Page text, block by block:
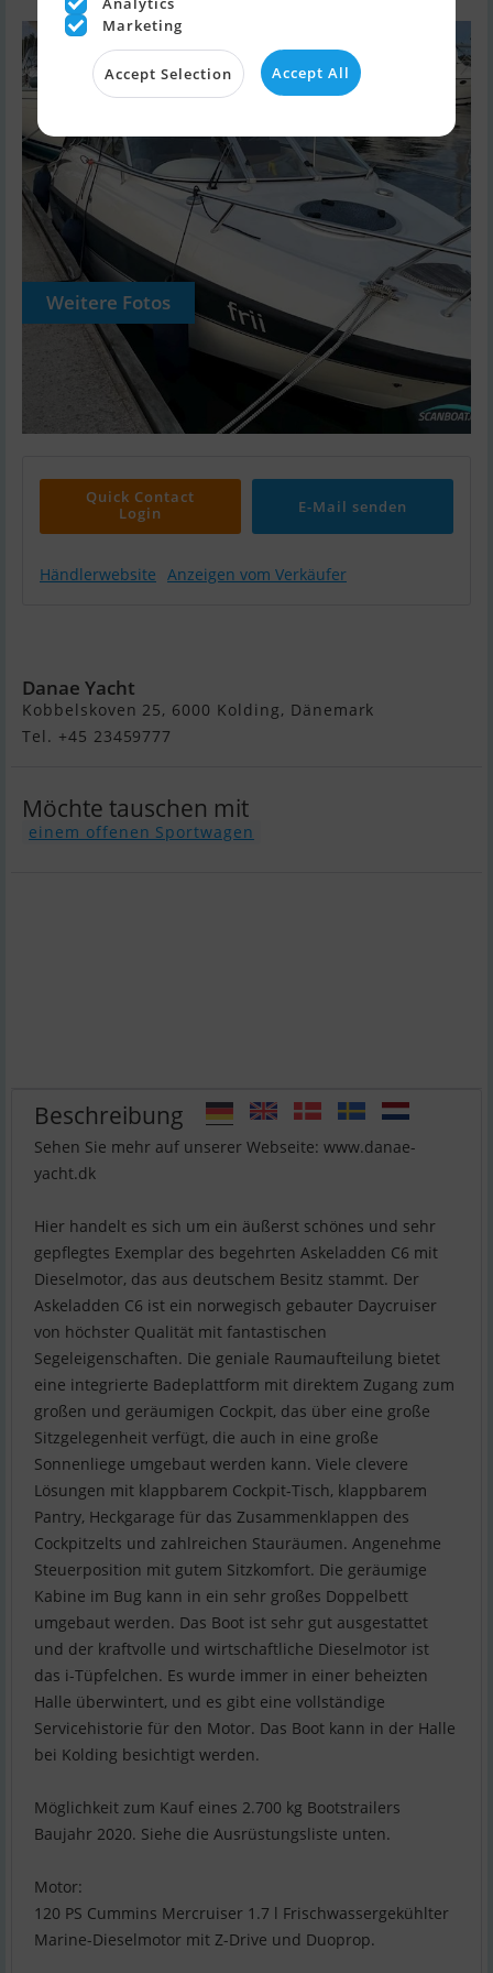
Weitere Fotos
Quick Contact
Login
E-Mail senden
Händlerwebsite Anzeigen vom Verkäufer
Danae Yacht
Kobbelskoven 25, 6000 Kolding, Dänemark
Tel. +45 23459777
Möchte tauschen mit
einem offenen Sportwagen
Beschreibung
Sehen Sie mehr auf unserer Webseite: www.danae-
yacht.dk
Hier handelt es sich um ein äußerst schönes und sehr
gepflegtes Exemplar des begehrten Askeladden C6 mit
Dieselmotor, das aus deutschem Besitz stammt. Der
Askeladden C6 ist ein norwegisch gebauter Daycruiser
von höchster Qualität mit fantastischen
Segeleigenschaften. Die geniale Raumaufteilung bietet
eine integrierte Badeplattform mit direktem Zugang zum
großen und geräumigen Cockpit, das über eine große
Sitzgelegenheit verfügt, die auch in eine große
Sonnenliege umgebaut werden kann. Viele clevere
Lösungen mit klappbarem Cockpit-Tisch, klappbarem
Pantry, Heckgarage für das Zusammenklappen des
Cockpitzelts und zahlreichen Stauräumen. Angenehme
Steuerposition mit gutem Sitzkomfort. Die geräumige
Kabine im Bug kann in ein sehr großes Doppelbett
umgebaut werden. Das Boot ist sehr gut ausgestattet
und der kraftvolle und wirtschaftliche Dieselmotor ist
das i-Tüpfelchen. Es wurde immer in einer beheizten
Halle überwintert, und es gibt eine vollständige
Servicehistorie für den Motor. Das Boot kann in der Halle
bei Kolding besichtigt werden.
Möglichkeit zum Kauf eines 2.700 kg Bootstrailers
Baujahr 2020. Siehe die Ausrüstungsliste unten.
Motor:
120 PS Cummins Mercruiser 1.7 l Frischwassergekühlter
Marine-Dieselmotor mit Z-Drive und Duoprop.
Marketing
Accept Selection Accept All